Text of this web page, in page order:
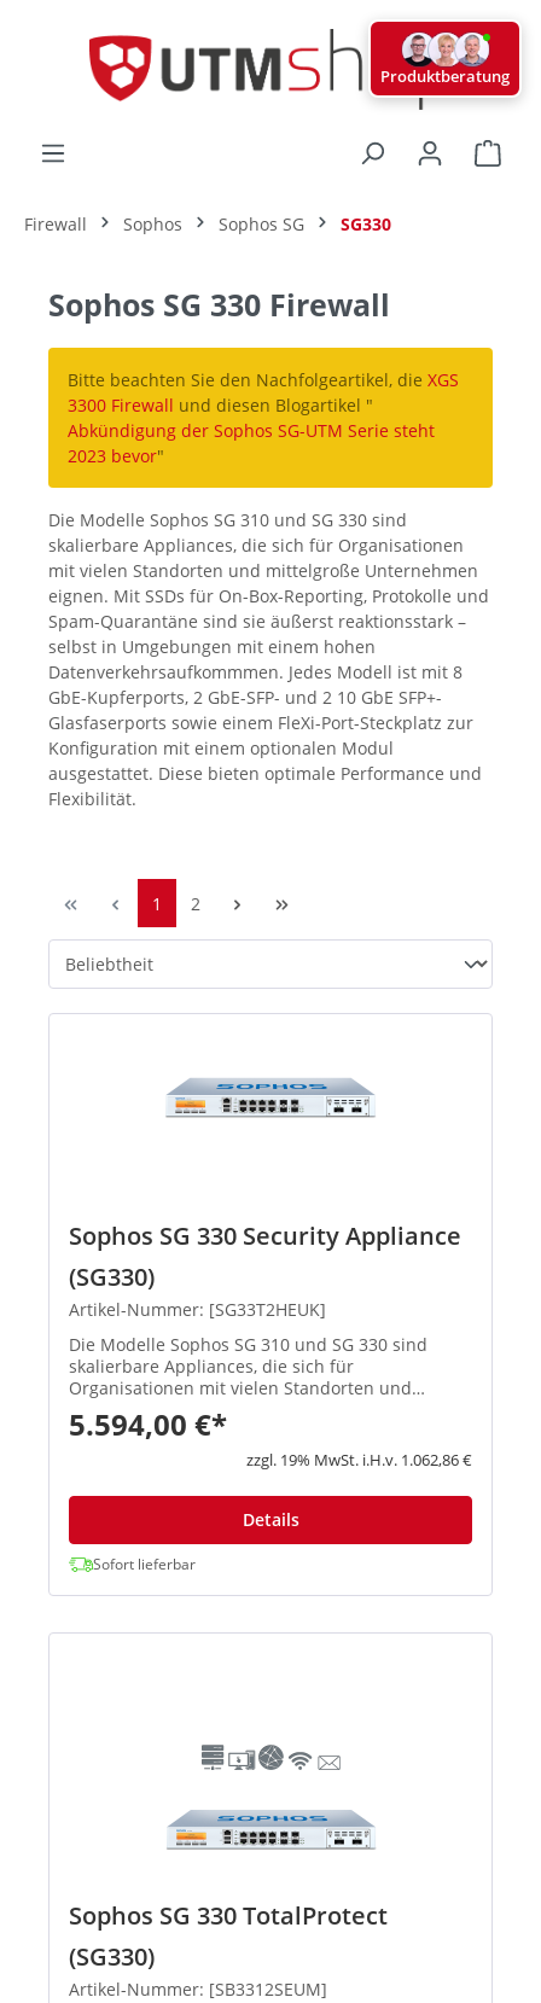
Firewall Sophos Sophos SG SG330
Sophos SG 330 Firewall
Bitte beachten Sie den Nachfolgeartikel, die XGS
3300 Firewall und diesen Blogartikel "
Abkündigung der Sophos SG-UTM Serie steht
2023 bevor"
Die Modelle Sophos SG 310 und SG 330 sind
skalierbare Appliances, die sich für Organisationen
mit vielen Standorten und mittelgroße Unternehmen
eignen. Mit SSDs für On-Box-Reporting, Protokolle und
Spam-Quarantäne sind sie äußerst reaktionsstark –
selbst in Umgebungen mit einem hohen
Datenverkehrsaufkommmen. Jedes Modell ist mit 8
GbE-Kupferports, 2 GbE-SFP- und 2 10 GbE SFP+-
Glasfaserports sowie einem FleXi-Port-Steckplatz zur
Konfiguration mit einem optionalen Modul
ausgestattet. Diese bieten optimale Performance und
Flexibilität.
1 2
Sophos SG 330 Security Appliance
(SG330)
Artikel-Nummer: [SG33T2HEUK]
Die Modelle Sophos SG 310 und SG 330 sind
skalierbare Appliances, die sich für
Organisationen mit vielen Standorten und
mittelgroße Unternehmen eignen. Mit SSDs für
On-Box-Reporting, Protokolle und Spam-
Quarantäne sind sie äußerst reaktionsstark – se...
5.594,00 €*
zzgl. 19% MwSt. i.H.v. 1.062,86 €
Details
Sofort lieferbar
Sophos SG 330 TotalProtect
(SG330)
Artikel-Nummer: [SB3312SEUM]
Produktberatung